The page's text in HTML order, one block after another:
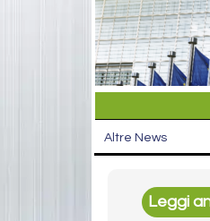
Altre News
Leggi